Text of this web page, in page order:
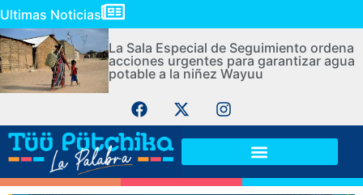
Ultimas Noticias
La Sala Especial de Seguimiento ordena
acciones urgentes para garantizar agua
potable a la niñez Wayuu